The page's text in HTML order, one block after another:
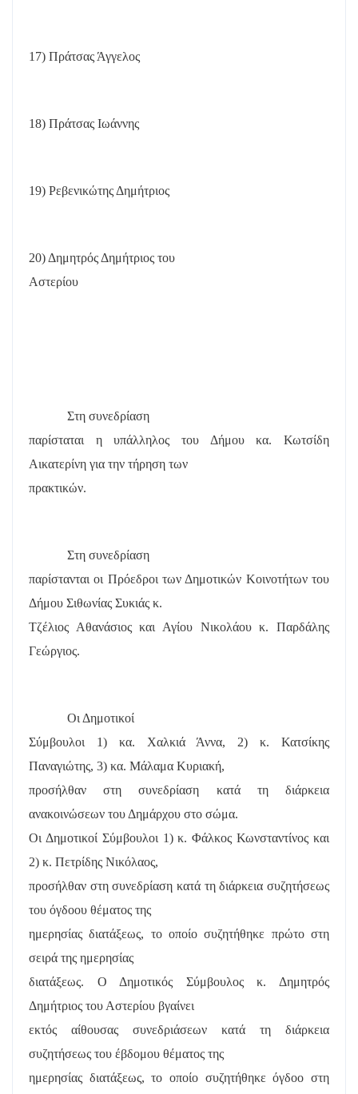
17) Πράτσας Άγγελος
18) Πράτσας Ιωάννης
19) Ρεβενικώτης Δημήτριος
20) Δημητρός Δημήτριος του
Αστερίου
Στη συνεδρίαση
παρίσταται η υπάλληλος του Δήμου κα. Κωτσίδη
Αικατερίνη για την τήρηση των
πρακτικών.
Στη συνεδρίαση
παρίστανται οι Πρόεδροι των Δημοτικών Κοινοτήτων του
Δήμου Σιθωνίας Συκιάς κ.
Τζέλιος Αθανάσιος και Αγίου Νικολάου κ. Παρδάλης
Γεώργιος.
Οι Δημοτικοί
Σύμβουλοι 1) κα. Χαλκιά Άννα, 2) κ. Κατσίκης
Παναγιώτης, 3) κα. Μάλαμα Κυριακή,
προσήλθαν στη συνεδρίαση κατά τη διάρκεια
ανακοινώσεων του Δημάρχου στο σώμα.
Οι Δημοτικοί Σύμβουλοι 1) κ. Φάλκος Κωνσταντίνος και
2) κ. Πετρίδης Νικόλαος,
προσήλθαν στη συνεδρίαση κατά τη διάρκεια συζητήσεως
του όγδοου θέματος της
ημερησίας διατάξεως, το οποίο συζητήθηκε πρώτο στη
σειρά της ημερησίας
διατάξεως. Ο Δημοτικός Σύμβουλος κ. Δημητρός
Δημήτριος του Αστερίου βγαίνει
εκτός αίθουσας συνεδριάσεων κατά τη διάρκεια
συζητήσεως του έβδομου θέματος της
ημερησίας διατάξεως, το οποίο συζητήθηκε όγδοο στη